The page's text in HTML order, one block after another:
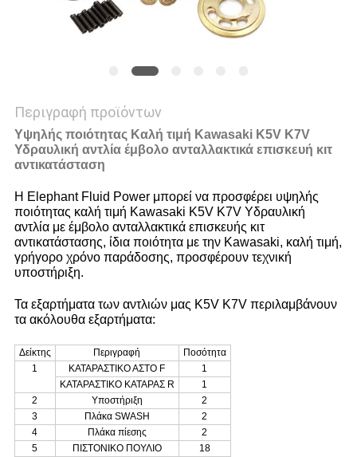
Περιγραφή προϊόντων
Υψηλής ποιότητας Καλή τιμή Kawasaki K5V K7V
Υδραυλική αντλία έμβολο ανταλλακτικά επισκευή κιτ
αντικατάσταση
Η Elephant Fluid Power μπορεί να προσφέρει υψηλής
ποιότητας καλή τιμή Kawasaki K5V K7V Υδραυλική
αντλία με έμβολο ανταλλακτικά επισκευής κιτ
αντικατάστασης, ίδια ποιότητα με την Kawasaki, καλή τιμή,
γρήγορο χρόνο παράδοσης, προσφέρουν τεχνική
υποστήριξη.
Τα εξαρτήματα των αντλιών μας K5V K7V περιλαμβάνουν
τα ακόλουθα εξαρτήματα:
Δείκτης Περιγραφή
Ποσότητα
1
ΚΑΤΑΡΑΣΤΙΚΟ ΑΣΤΟ F
1
ΚΑΤΑΡΑΣΤΙΚΟ ΚΑΤΑΡΑΣ R
1
2
Υποστήριξη
2
3
Πλάκα SWASH
2
4
Πλάκα πίεσης
2
5
ΠΙΣΤΟΝΙΚΟ ΠΟΥΛΙΟ
18